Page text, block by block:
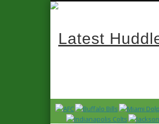
News en français sur la NFL et le